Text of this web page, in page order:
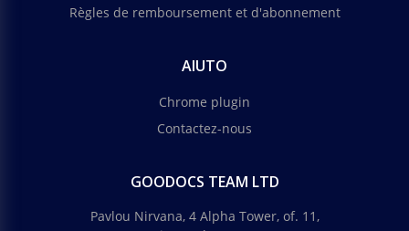
Règles de remboursement et d'abonnement
AIUTO
Chrome plugin
Contactez-nous
GOODOCS TEAM LTD
Pavlou Nirvana, 4 Alpha Tower, of. 11,